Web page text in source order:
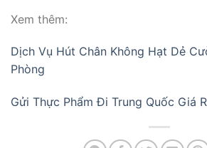
Xem thêm:
Dịch Vụ Hút Chân Không Hạt Dẻ
Phòng
Gửi Thực Phẩm Đi Trung Quốc Giá